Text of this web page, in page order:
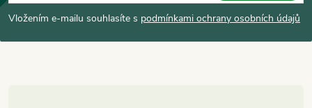
p
a
Vložením e-mailu souhlasíte s podmínkami ochrany osobních údajů